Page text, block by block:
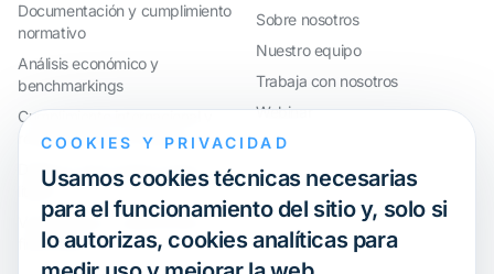
Documentación y cumplimiento
normativo
Análisis económico y
benchmarkings
Cumplimiento internacional y
reorganización de grupos
Defensa ante inspecciones y
litigios
Valoraciones y operaciones
financieras
Sobre nosotros
Nuestro equipo
Trabaja con nosotros
Webinar
COOKIES Y PRIVACIDAD
Usamos cookies técnicas necesarias
para el funcionamiento del sitio y, solo si
lo autorizas, cookies analíticas para